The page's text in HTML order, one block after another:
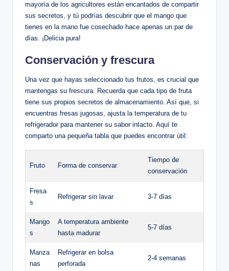
mayoría de los agricultores están encantados de compartir
sus secretos, y tú podrías descubrir que el mango que
tienes en la mano fue cosechado hace apenas un par de
días. ¡Delicia pura!
Conservación y frescura
Una vez que hayas seleccionado tus frutos, es crucial que
mantengas su frescura. Recuerda que cada tipo de fruta
tiene sus propios secretos de almacenamiento. Así que, si
encuentras fresas jugosas, ajusta la temperatura de tu
refrigerador para mantener su sabor intacto. Aquí te
comparto una pequeña tabla que puedes encontrar útil:
Fruto Forma de conservar
Tiempo de
conservación
Fresa
s
Refrigerar sin lavar 3-7 días
Mango
s
A temperatura ambiente
hasta madurar
5-7 días
Manza
nas
Refrigerar en bolsa
perforada
2-4 semanas